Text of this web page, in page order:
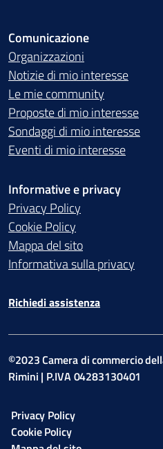
Comunicazione
Organizzazioni
Notizie di mio interesse
Le mie community
Proposte di mio interesse
Sondaggi di mio interesse
Eventi di mio interesse
Informative e privacy
Privacy Policy
Cookie Policy
Mappa del sito
Informativa sulla privacy
Richiedi assistenza
©2023 Camera di commercio
Rimini | P.IVA 04283130401
Privacy Policy
Cookie Policy